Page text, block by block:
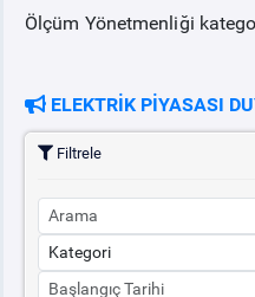
Ölçüm Yönetmenliği
ELEKTRİK PİYASASI
Filtrele